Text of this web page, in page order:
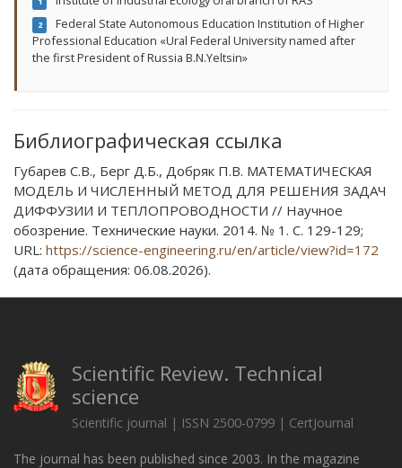
2
Federal State Autonomous Education Institution of Higher
Professional Education «Ural Federal University named after
the first President of Russia B.N.Yeltsin»
Библиографическая ссылка
Губарев С.В., Берг Д.Б., Добряк П.В. МАТЕМАТИЧЕСКАЯ
МОДЕЛЬ И ЧИСЛЕННЫЙ МЕТОД ДЛЯ РЕШЕНИЯ ЗАДАЧ
ДИФФУЗИИ И ТЕПЛОПРОВОДНОСТИ // Научное
обозрение. Технические науки. 2014. № 1. С. 129-129;
URL: https://science-engineering.ru/en/article/view?id=172
(дата обращения: 06.08.2026).
Scientific Review. Technical
science
Scientific journal | ISSN 2500-0799 | CertJournal
The journal has been published since 2003. In the magazine